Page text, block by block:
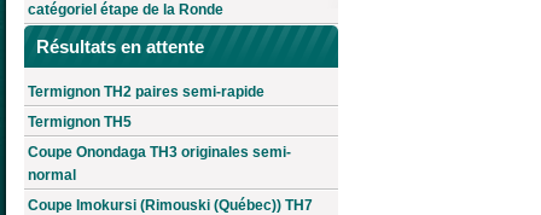
catégoriel étape de la Ronde
Résultats en attente
Termignon TH2 paires semi-rapide
Termignon TH5
Coupe Onondaga TH3 originales semi-
normal
Coupe Imokursi (Rimouski (Québec)) TH7